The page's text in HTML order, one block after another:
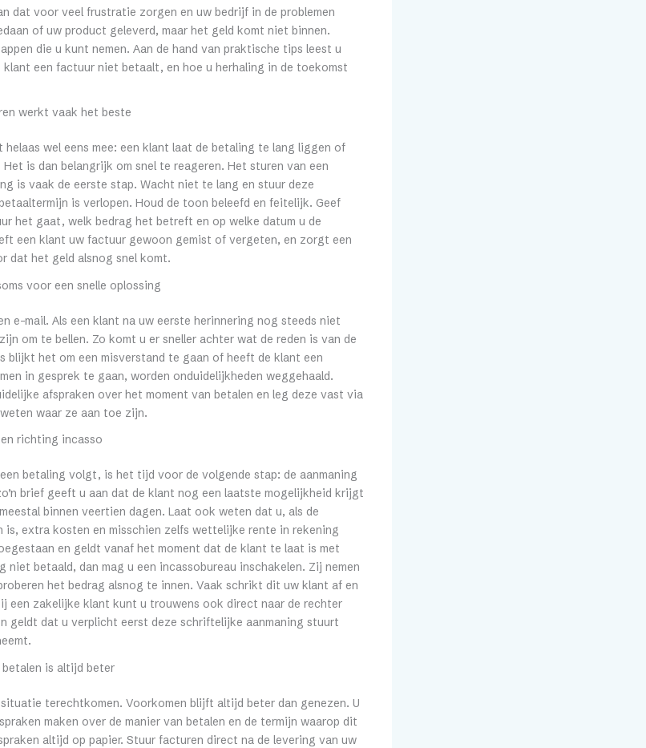
dat voor veel frustratie zorgen en uw bedrijf in de problemen
of uw product geleverd, maar het geld komt niet binnen.
die u kunt nemen. Aan de hand van praktische tips leest u
een factuur niet betaalt, en hoe u herhaling in de toekomst
werkt vaak het beste
helaas wel eens mee: een klant laat de betaling te lang liggen of
is dan belangrijk om snel te reageren. Het sturen van een
is vaak de eerste stap. Wacht niet te lang en stuur deze
is verlopen. Houd de toon beleefd en feitelijk. Geef
het gaat, welk bedrag het betreft en op welke datum u de
een klant uw factuur gewoon gemist of vergeten, en zorgt een
dat het geld alsnog snel komt.
voor een snelle oplossing
e-mail. Als een klant na uw eerste herinnering nog steeds niet
om te bellen. Zo komt u er sneller achter wat de reden is van de
blijkt het om een misverstand te gaan of heeft de klant een
in gesprek te gaan, worden onduidelijkheden weggehaald.
afspraken over het moment van betalen en leg deze vast via
waar ze aan toe zijn.
richting incasso
betaling volgt, is het tijd voor de volgende stap: de aanmaning
brief geeft u aan dat de klant nog een laatste mogelijkheid krijgt
binnen veertien dagen. Laat ook weten dat u, als de
is, extra kosten en misschien zelfs wettelijke rente in rekening
en geldt vanaf het moment dat de klant te laat is met
niet betaald, dan mag u een incassobureau inschakelen. Zij nemen
het bedrag alsnog te innen. Vaak schrikt dit uw klant af en
een zakelijke klant kunt u trouwens ook direct naar de rechter
geldt dat u verplicht eerst deze schriftelijke aanmaning stuurt
is altijd beter
terechtkomen. Voorkomen blijft altijd beter dan genezen. U
maken over de manier van betalen en de termijn waarop dit
altijd op papier. Stuur facturen direct na de levering van uw